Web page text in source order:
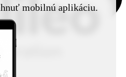
mobilnú aplikáciu.